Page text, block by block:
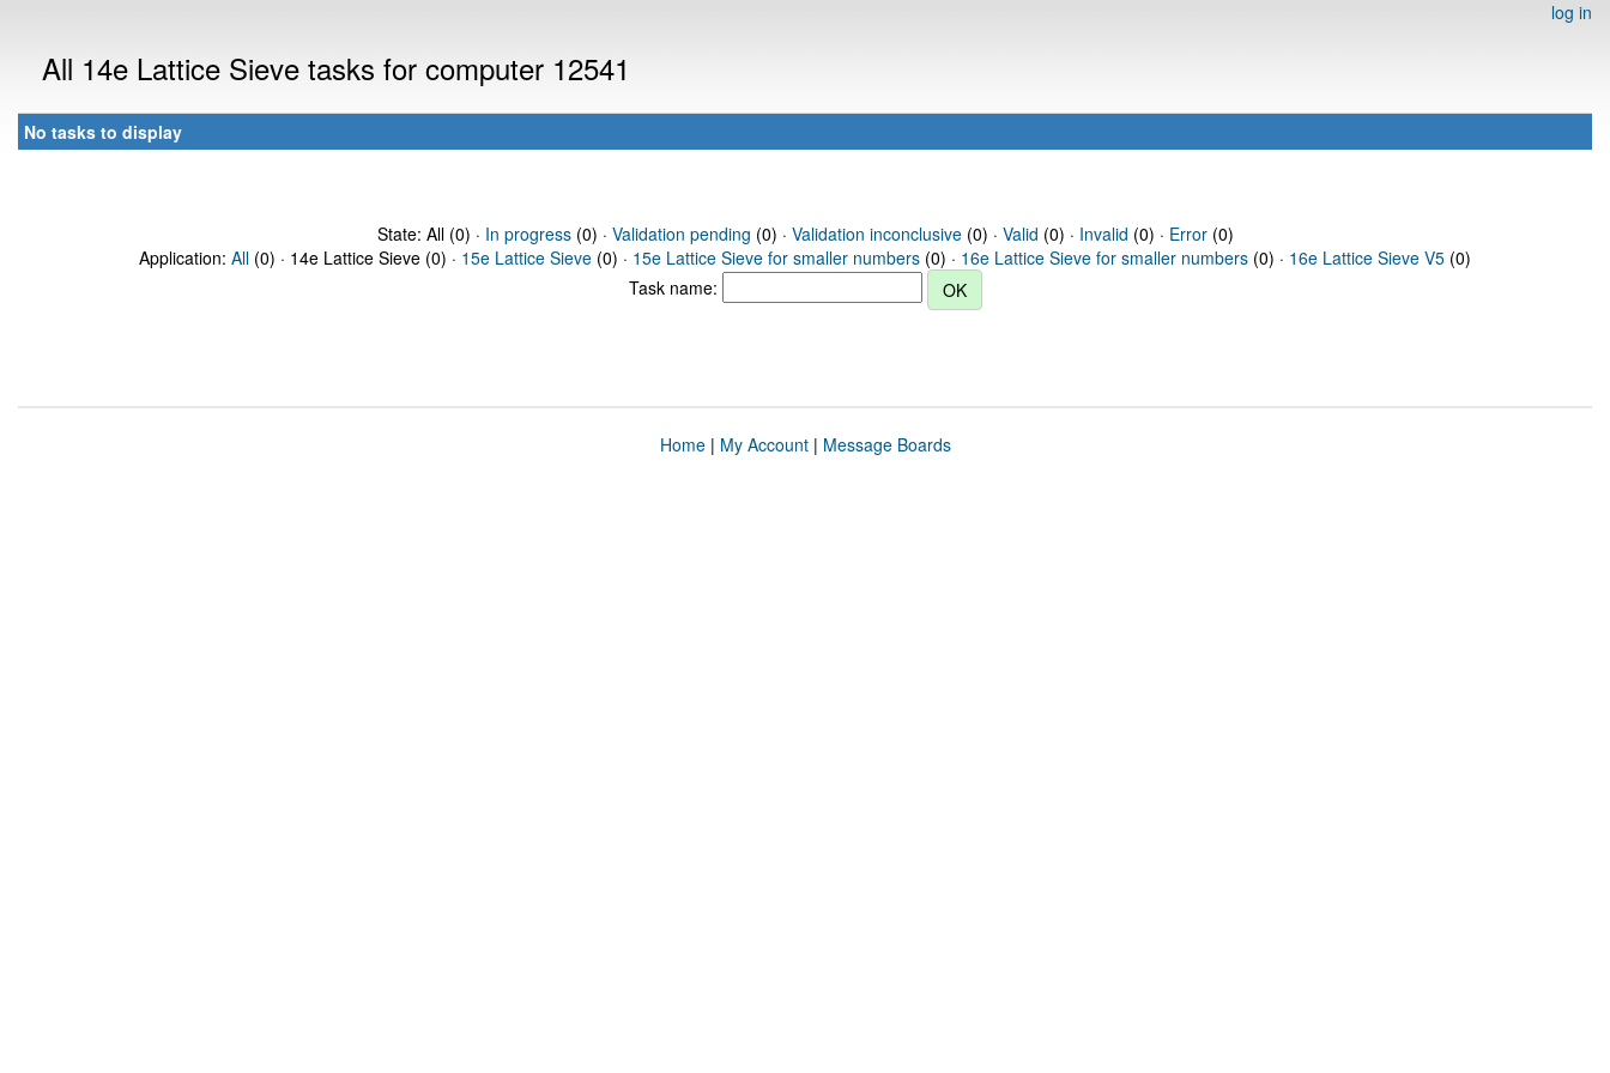
log in
All 14e Lattice Sieve tasks for computer 12541
No tasks to display
State: All (0) · In progress(0) · Validation pending (0) · Validation inconclusive(0) · Valid (0) · Invalid (0) · Error(0)
Application: All (0) · 14e Lattice Sieve (0) · 15e Lattice Sieve (0) · 15e Lattice Sieve for smaller numbers (0) · 16e Lattice Sieve for smaller numbers (0) · 16e Lattice Sieve V5 (0)
Task name:
Home| My Account| Message Boards